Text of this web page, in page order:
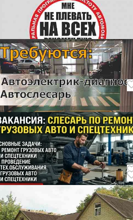
Механик в рембат
Донецк
₽ 555 000
Ищем сотрудников в сеть
автомоек neptun. Стабильный,
официальный высокий доход.
Донецк
₽ 70 000
4
Требуется автослесарь,
автоэлектрик-диагност
Донецк, Калининский
₽ 120 000По результатам собеседования
Автослесарь